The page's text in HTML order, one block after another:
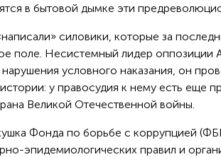
в бытовой дымке эти
силовики, которые за
поле. Несистемный лидер оппозиции
условного наказания, он
у правосудия к нему есть еще
Великой Отечественной войны.
Фонда по борьбе с коррупцией
эпидемиологических правил и